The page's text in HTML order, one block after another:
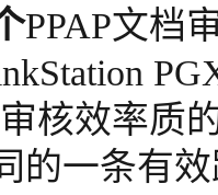
PPAP文档
核效率质
的一条有